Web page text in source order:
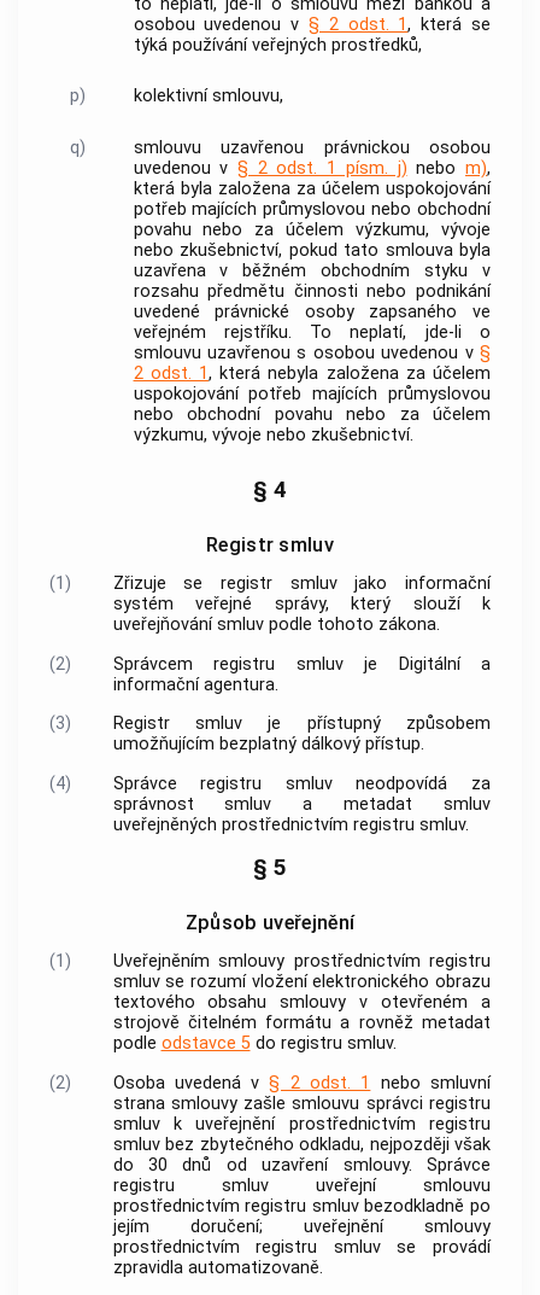
osobou uvedenou v § 2 odst. 1, která se
týká používáníveřejných prostředků,
p) kolektivní smlouvu,
q)
smlouvu uzavřenou právnickou osobou
uvedenou v § 2 odst. 1 písm. j) nebo m),
která byla založena za účelem uspokojování
potřeb majících průmyslovou nebo obchodní
povahu nebo za účelem výzkumu, vývoje
nebo zkušebnictví, pokud tato smlouva byla
uzavřena v běžném obchodním styku v
rozsahu předmětu činnosti nebo podnikání
uvedené právnické osoby zapsaného ve
veřejném rejstříku. To neplatí, jde-li o
smlouvu uzavřenou s osobou uvedenou v §
2 odst. 1, která nebyla založena za účelem
uspokojování potřeb majících průmyslovou
nebo obchodní povahu nebo za účelem
výzkumu, vývoje nebo zkušebnictví.
§ 4
Registr smluv
(1)
Zřizuje se registr smluv jako informační
systém veřejné správy, který slouží k
uveřejňování smluv podle tohoto zákona.
(2)
Správcem registru smluv je Digitální a
informační agentura.
(3)
Registr smluv je přístupný způsobem
umožňujícím bezplatný dálkový přístup.
(4)
Správce registru smluv neodpovídá za
správnost smluv a metadat smluv
uveřejněných prostřednictvím registru smluv.
§ 5
Způsob uveřejnění
(1)
Uveřejněním smlouvy prostřednictvím registru
smluv se rozumí vložení elektronického obrazu
textového obsahu smlouvy v otevřeném a
strojově čitelném formátu a rovněž metadat
podle odstavce 5do registru smluv.
(2)
Osoba uvedená v§ 2 odst. 1
nebo smluvní
strana smlouvy zašle smlouvu správci registru
smluv k uveřejnění prostřednictvím registru
smluv bez zbytečného odkladu, nejpozději však
do 30 dnů od uzavření smlouvy. Správce
registru smluv uveřejní smlouvu
prostřednictvím registru smluv bezodkladně po
jejím doručení; uveřejnění smlouvy
prostřednictvím registru smluvse provádí
zpravidla automatizovaně.